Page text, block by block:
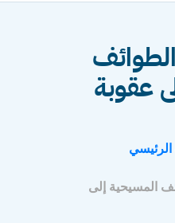
عقوبة
المسيحية إلى